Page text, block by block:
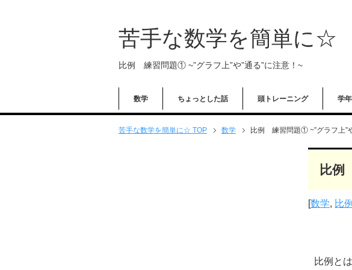
苦手な数学を簡単に☆
比例 練習問題① ~”グラフ上”や”通る”に注意！~
数学 ちょっとした話 頭トレーニング 学
苦手な数学を簡単に☆ TOP 数学 比例 練習問題① ~”グラフ上”
比例
[数学, 比
比例と